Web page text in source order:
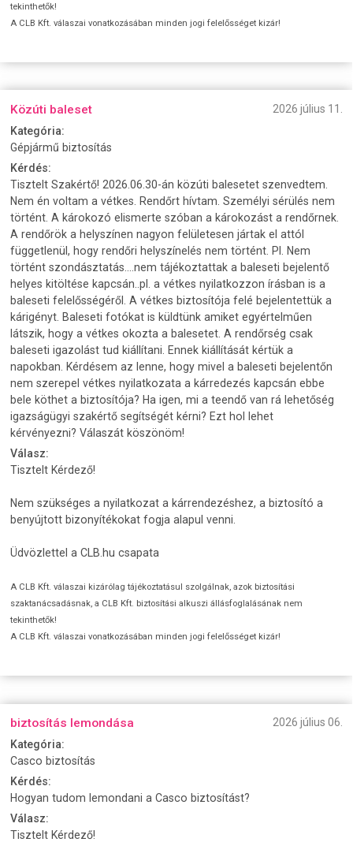
tekinthetők!
A CLB Kft. válaszai vonatkozásában minden jogi felelősséget kizár!
Közúti baleset
2026 július 11.
Kategória:
Gépjármű biztosítás
Kérdés:
Tisztelt Szakértő! 2026.06.30-án közúti balesetet szenvedtem.
Nem én voltam a vétkes. Rendőrt hívtam. Személyi sérülés nem
történt. A károkozó elismerte szóban a károkozást a rendőrnek.
A rendőrök a helyszínen nagyon felületesen jártak el attól
függetlenül, hogy rendőri helyszínelés nem történt. Pl. Nem
történt szondásztatás....nem tájékoztattak a baleseti bejelentő
helyes kitöltése kapcsán..pl. a vétkes nyilatkozzon írásban is a
baleseti felelősségéről. A vétkes biztosítója felé bejelentettük a
kárigényt. Baleseti fotókat is küldtünk amiket egyértelműen
látszik, hogy a vétkes okozta a balesetet. A rendőrség csak
baleseti igazolást tud kiállítani. Ennek kiállítását kértük a
napokban. Kérdésem az lenne, hogy mivel a baleseti bejelentőn
nem szerepel vétkes nyilatkozata a kárredezés kapcsán ebbe
bele köthet a biztosítója? Ha igen, mi a teendő van rá lehetőség
igazságügyi szakértő segítségét kérni? Ezt hol lehet
kérvényezni? Válaszát köszönöm!
Válasz:
Tisztelt Kérdező!
Nem szükséges a nyilatkozat a kárrendezéshez, a biztosító a
benyújtott bizonyítékokat fogja alapul venni.
Üdvözlettel a CLB.hu csapata
A CLB Kft. válaszai kizárólag tájékoztatásul szolgálnak, azok biztosítási
szaktanácsadásnak, a CLB Kft. biztosítási alkuszi állásfoglalásának nem
tekinthetők!
A CLB Kft. válaszai vonatkozásában minden jogi felelősséget kizár!
biztosítás lemondása
2026 július 06.
Kategória:
Casco biztosítás
Kérdés:
Hogyan tudom lemondani a Casco biztosítást?
Válasz:
Tisztelt Kérdező!